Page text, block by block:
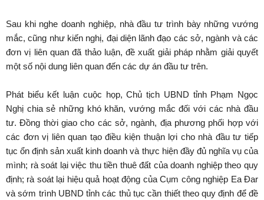
Sau khi nghe doanh nghiệp, nhà đầu tư trình bày những vướng
mắc, cũng như kiến nghị, đại diện lãnh đạo các sở, ngành và các
đơn vị liên quan đã thảo luận, đề xuất giải pháp nhằm giải quyết
một số nội dung liên quan đến các dự án đầu tư trên.
Phát biểu kết luận cuộc họp, Chủ tịch UBND tỉnh Phạm Ngọc
Nghị chia sẻ những khó khăn, vướng mắc đối với các nhà đầu
tư. Đồng thời giao cho các sở, ngành, địa phương phối hợp với
các đơn vị liên quan tạo điều kiện thuận lợi cho nhà đầu tư tiếp
tục ổn định sản xuất kinh doanh và thực hiện đầy đủ nghĩa vụ của
mình; rà soát lại việc thu tiền thuê đất của doanh nghiệp theo quy
định; rà soát lại hiệu quả hoạt động của Cụm công nghiệp Ea Đar
và sớm trình UBND tỉnh các thủ tục cần thiết theo quy định để đề